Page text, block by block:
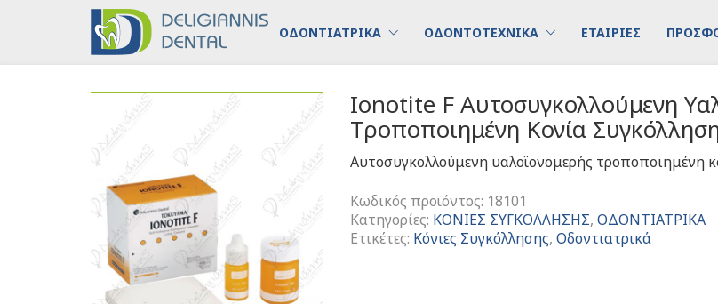
ΟΔΟΝΤΙΑΤΡΙΚΑ ΟΔΟΝΤΟΤΕΧΝΙΚΑ ΕΤΑΙΡΙΕΣ
Ionotite F Αυτοσυγκολλούμενη
Τροποποιημένη Κονία
Αυτοσυγκολλούμενη υαλοϊονομερής τροποποιημένη
Κωδικός προϊόντος: 18101
Κατηγορίες: ΚΟΝΙΕΣ ΣΥΓΚΟΛΛΗΣΗΣ,ΟΔΟΝΤΙΑΤΡΙΚΑ
Ετικέτες: Κόνιες Συγκόλλησης,Οδοντιατρικά